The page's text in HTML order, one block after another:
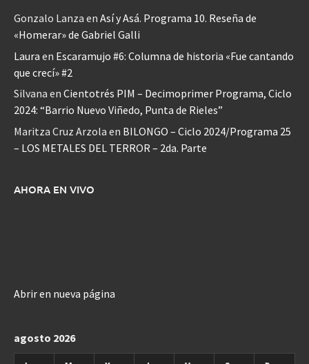
Gonzalo Lanza en Así y Asá. Programa 10. Reseña de
«Homerar» de Gabriel Galli
Laura en Escaramujo #6: Columna de historia «Fue cantando
que crecí» #2
Silvana en Cientotrés PIM – Decimoprimer Programa, Ciclo
2024: “Barrio Nuevo Viñedo, Punta de Rieles”
Maritza Cruz Arzola en BILONGO – Ciclo 2024/Programa 25
– LOS METALES DEL TERROR – 2da. Parte
AHORA EN VIVO
Abrir en nueva página
agosto 2026